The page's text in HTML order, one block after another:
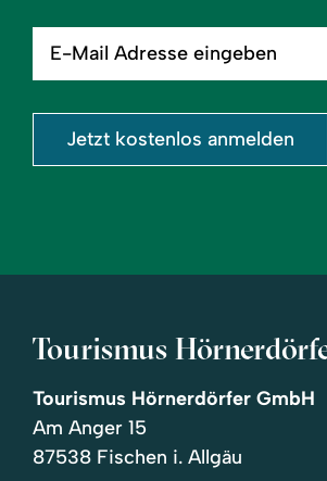
Mail
eingeben
Jetzt kostenlos anmelden
Tourismus
Tourismus Hörnerdörfer GmbH
Am Anger 15
87538 Fischen i. Allgäu